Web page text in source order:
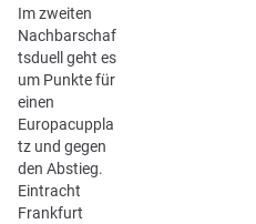
Im zweiten
Nachbarschaf
tsduell geht es
um Punkte für
einen
Europacuppla
tz und gegen
den Abstieg.
Eintracht
Frankfurt